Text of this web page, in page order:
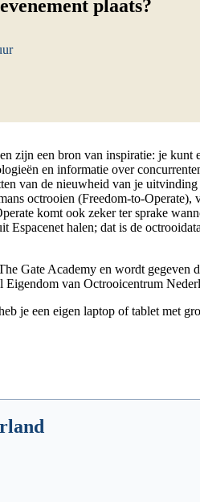
plaats?
zijn een bron van inspiratie: je kunt
en informatie over
van de nieuwheid van je uitvinding
octrooien (Freedom-to-Operate),
komt ook zeker ter sprake
Espacenet halen; dat is de
Gate Academy en wordt gegeven
Eigendom van Octrooicentrum
je een eigen laptop of tablet met